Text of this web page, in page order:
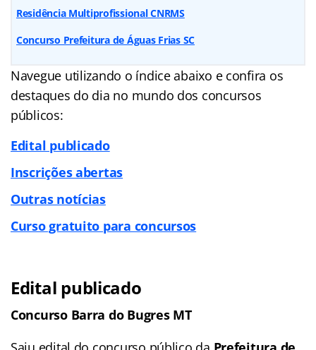
Residência Multiprofissional CNRMS
Concurso Prefeitura de Águas Frias SC
Navegue utilizando o índice abaixo e confira os
destaques do dia no mundo dos concursos
públicos:
Edital publicado
Inscrições abertas
Outras notícias
Curso gratuito para concursos
Edital publicado
Concurso Barra do Bugres MT